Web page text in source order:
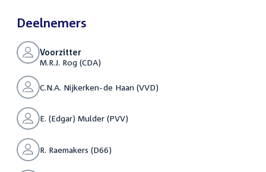
Deelnemers
Voorzitter
M.R.J. Rog (CDA)
C.N.A. Nijkerken-de Haan (VVD)
E. (Edgar) Mulder (PVV)
R. Raemakers (D66)